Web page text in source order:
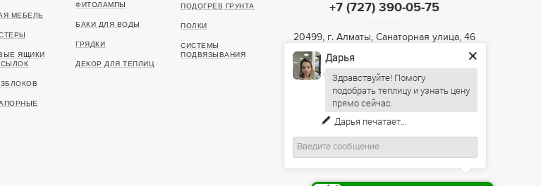
МЕБЕЛЬ
ЯЩИКИ
ФИТОЛАМПЫ
БАКИ ДЛЯ ВОДЫ
ГРЯДКИ
ДЕКОР ДЛЯ ТЕПЛИЦ
ПОДОГРЕВ ГРУНТА
ПОЛКИ
СИСТЕМЫ
ПОДВЯЗЫВАНИЯ
+7 (727) 390-05-75
20499, г. Алматы, Санаторная улица, 46
Пн-Пт: 09:00 – 19:00,
Сб: 10:00 – 16:00, Вс: По
предварительному согласованию
Дарья
Здравствуйте! Помогу
подобрать теплицу и узнать цену
Дарья печатает...